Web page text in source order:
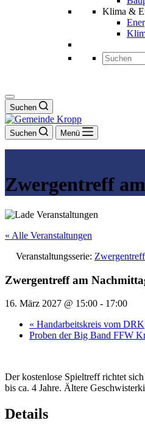
Klima &
Suchen
Suchen Menü
Zwergentreff
« Alle Veranstaltungen
Veranstaltungsserie:
Zwergentreff am
16. März 2027 @ 15:00 - 17:00
« Handarbeitskreis vom DRK
Proben der Big Band FFW
Der kostenlose Spieltreff richtet
bis ca. 4 Jahre. Ältere
Details